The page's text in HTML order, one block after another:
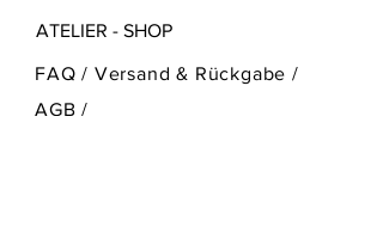
ATELIER - SHOP
FAQ / Versand & Rückgabe /
AGB/